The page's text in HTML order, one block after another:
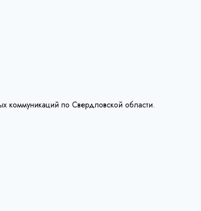
коммуникаций по Свердловской области.